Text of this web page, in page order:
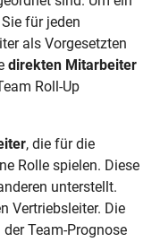
für jeden
als Vorgesetzten
direkten Mitarbeiter
Roll-Up
, die für die
Rolle spielen. Diese
unterstellt.
Vertriebsleiter. Die
Team-Prognose